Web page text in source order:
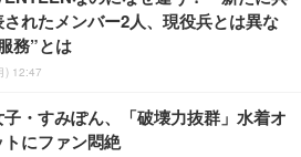
れたメンバー2人、現役兵とは異な
務”とは
) 12:47
・すみぽん、「破壊力抜群」水着オ
にファン悶絶